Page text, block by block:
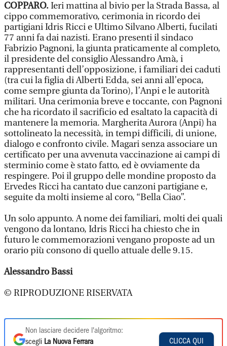
COPPARO.Ieri mattina al bivio per la Strada Bassa, al
cippo commemorativo, cerimonia in ricordo dei
partigiani Idris Ricci e Ultimo Silvano Alberti, fucilati
77 anni fa dai nazisti. Erano presenti il sindaco
Fabrizio Pagnoni, la giunta praticamente al completo,
il presidente del consiglio Alessandro Amà, i
rappresentanti dell’opposizione, i familiari dei caduti
(tra cui la figlia di Alberti Edda, sei anni all’epoca,
come sempre giunta da Torino), l’Anpi e le autorità
militari. Una cerimonia breve e toccante, con Pagnoni
che ha ricordato il sacrificio ed esaltato la capacità di
mantenere la memoria. Margherita Aurora (Anpi) ha
sottolineato la necessità, in tempi difficili, di unione,
dialogo e confronto civile. Magari senza associare un
certificato per una avvenuta vaccinazione ai campi di
sterminio come è stato fatto, ed è ovviamente da
respingere. Poi il gruppo delle mondine proposto da
Ervedes Ricci ha cantato due canzoni partigiane e,
seguite da molti insieme al coro, “Bella Ciao”.
Un solo appunto. A nome dei familiari, molti dei quali
vengono da lontano, Idris Ricci ha chiesto che in
futuro le commemorazioni vengano proposte ad un
orario più consono di quello attuale delle 9.15.
Alessandro Bassi
© RIPRODUZIONE RISERVATA
Non lasciare decidere l'algoritmo:
scegli La Nuova Ferrara
CLICCA QUI